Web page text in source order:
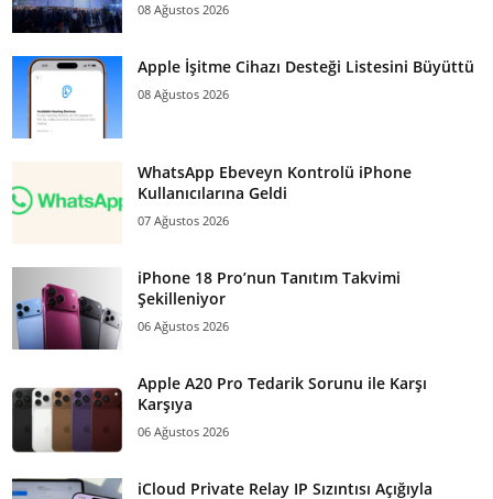
08 Ağustos 2026
Apple İşitme Cihazı Desteği Listesini Büyüttü
08 Ağustos 2026
WhatsApp Ebeveyn Kontrolü iPhone
Kullanıcılarına Geldi
07 Ağustos 2026
iPhone 18 Pro’nun Tanıtım Takvimi
Şekilleniyor
06 Ağustos 2026
Apple A20 Pro Tedarik Sorunu ile Karşı
Karşıya
06 Ağustos 2026
iCloud Private Relay IP Sızıntısı Açığıyla